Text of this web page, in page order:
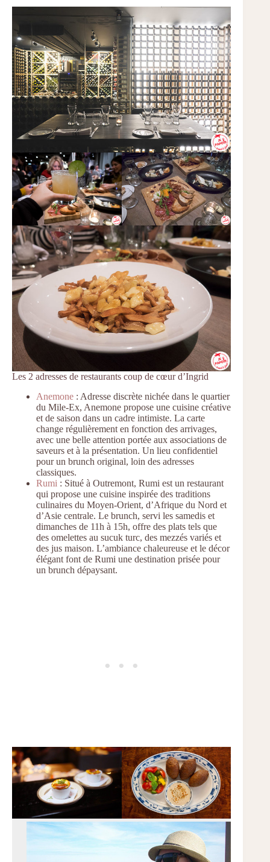
Les 2 adresses de restaurants coup de cœur d’Ingrid
Anemone : Adresse discrète nichée dans le quartier
du Mile-Ex, Anemone propose une cuisine créative
et de saison dans un cadre intimiste. La carte
change régulièrement en fonction des arrivages,
avec une belle attention portée aux associations de
saveurs et à la présentation. Un lieu confidentiel
pour un brunch original, loin des adresses
classiques.
Rumi : Situé à Outremont, Rumi est un restaurant
qui propose une cuisine inspirée des traditions
culinaires du Moyen-Orient, d’Afrique du Nord et
d’Asie centrale. Le brunch, servi les samedis et
dimanches de 11h à 15h, offre des plats tels que
des omelettes au sucuk turc, des mezzés variés et
des jus maison. L’ambiance chaleureuse et le décor
élégant font de Rumi une destination prisée pour
un brunch dépaysant.